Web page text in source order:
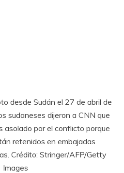
desde Sudán el 27 de abril de
sudaneses dijeron a CNN que
asolado por el conflicto porque
retenidos en embajadas
Crédito: Stringer/AFP/Getty
Images